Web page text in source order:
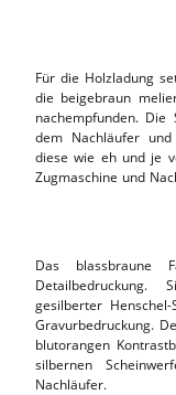
Für die Holzladung
die beigebraun
nachempfunden.
dem Nachläufer
diese wie eh und je
Zugmaschine und
Das blassbraune
gesilberter
Gravurbedruckung.
blutorangen
silbernen
Nachläufer.